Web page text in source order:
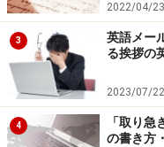
初期対応をマニ
次に、とっさの英語
初期の電話対応をマ
す。
2022/04/23
3
英語メー
る挨拶の
2023/07/22
4
「取り
の書き方